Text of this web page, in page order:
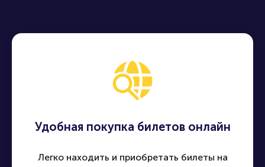
Удобная покупка билетов онлайн
Легко находить и приобретать билеты на